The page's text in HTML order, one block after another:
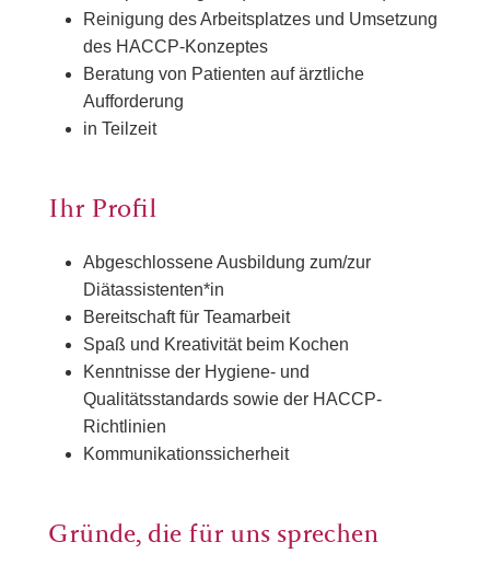
Reinigung des Arbeitsplatzes und Umsetzung
des HACCP-Konzeptes
Beratung von Patienten auf ärztliche
Aufforderung
in Teilzeit
Ihr Profil
Abgeschlossene Ausbildung zum/zur
Diätassistenten*in
Bereitschaft für Teamarbeit
Spaß und Kreativität beim Kochen
Kenntnisse der Hygiene- und
Qualitätsstandards sowie der HACCP-
Richtlinien
Kommunikationssicherheit
Gründe, die für uns sprechen